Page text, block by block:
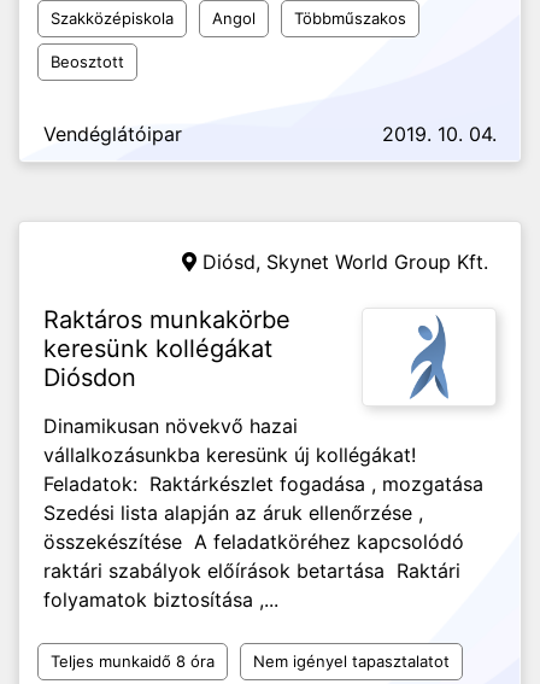
Szakközépiskola Angol Többműszakos
Beosztott
Vendéglátóipar 2019. 10. 04.
Diósd, Skynet World Group Kft.
Raktáros munkakörbe
keresünk kollégákat
Diósdon
Dinamikusan növekvő hazai
vállalkozásunkba keresünk új kollégákat!
Feladatok: Raktárkészlet fogadása , mozgatása
Szedési lista alapján az áruk ellenőrzése ,
összekészítése A feladatköréhez kapcsolódó
raktári szabályok előírások betartása Raktári
folyamatok biztosítása ,...
Teljes munkaidő 8 óra Nem igényel tapasztalatot